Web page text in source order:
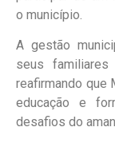
o município.
A gestão
seus
reafirmando que
educação e
desafios do